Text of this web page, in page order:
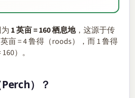
1 英亩 = 160 栖息地，这源于传
亩 = 4 鲁得（roods），而 1 鲁得
）。
）？